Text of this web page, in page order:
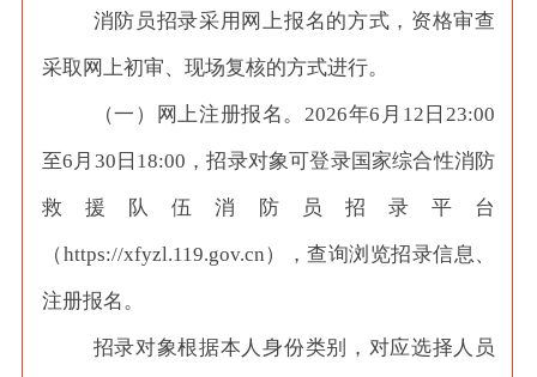
消防员招录采用网上报名的方式，资格审查
采取网上初审、现场复核的方式进行。
（一）网上注册报名。2026年6月12日23:00
至6月30日18:00，招录对象可登录国家综合性消防
救援队伍消防员招录平台
（https://xfyzl.119.gov.cn），查询浏览招录信息、
注册报名。
招录对象根据本人身份类别，对应选择人员